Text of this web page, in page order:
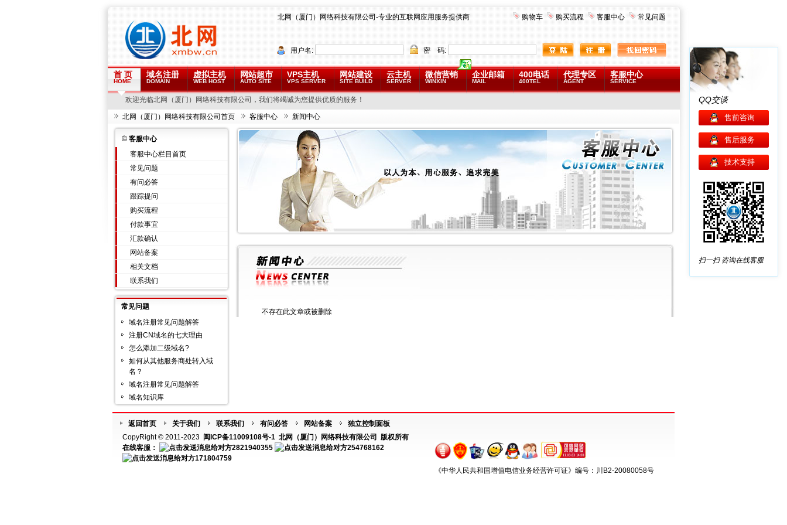
北网（厦门）网络科技有限公司-专业的互联网应用服务提供商 购物车 购买流程 客服中心 常见问题
用户名: 密 码:
首 页
HOME
域名注册
DOMAIN
虚拟主机
WEB HOST
网站超市
AUTO SITE
VPS主机
VPS SERVER
网站建设
SITE BUILD
云主机
SERVER
微信营销
WINXIN
企业邮箱
MAIL
400电话
400TEL
代理专区
AGENT
客服中心
SERVICE
欢迎光临北网（厦门）网络科技有限公司，我们将竭诚为您提供优质的服务！
北网（厦门）网络科技有限公司首页 客服中心 新闻中心
客服中心
客服中心栏目首页
常见问题
有问必答
跟踪提问
购买流程
付款事宜
汇款确认
网站备案
相关文档
联系我们
常见问题
域名注册常见问题解答
注册CN域名的七大理由
怎么添加二级域名?
如何从其他服务商处转入域
名？
域名注册常见问题解答
域名知识库
不存在此文章或被删除
返回首页 关于我们 联系我们 有问必答 网站备案 独立控制面板
《中华人民共和国增值电信业务经营许可证》编号：川B2-20080058号
CopyRight © 2011-2023 闽ICP备11009108号-1 北网（厦门）网络科技有限公司 版权所有
在线客服：
2821940355
254768162
171804759
QQ交谈
售前咨询
售后服务
技术支持
扫一扫 咨询在线客服